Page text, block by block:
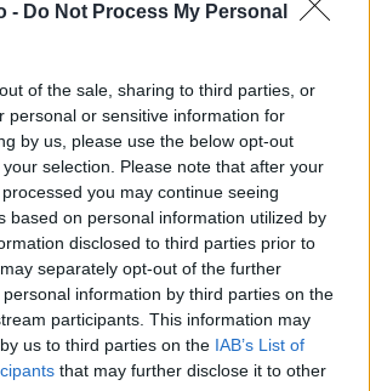
- Do Not Process My Personal
of the sale, sharing to third parties, or
personal or sensitive information for
by us, please use the below opt-out
selection. Please note that after your
you may continue seeing
based on personal information utilized by
disclosed to third parties prior to
separately opt-out of the further
information by third parties on the
participants. This information may
us to third parties on the IAB’s List of
that may further disclose it to other
és tanácstalanul állt, de egy
elmagyarázta, hogy a kutya, akiről azt
nem az övé.
a szakember előző látogatása során
történt a két kutya között.
hogy a megtalált szuka nem más,
ami megmagyarázza a hasonlóságot,
Ugyanabból az alomból
őket, és két különböző